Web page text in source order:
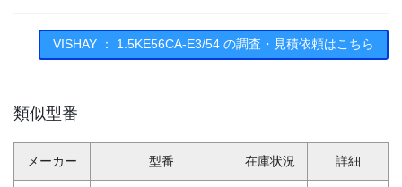
VISHAY ： 1.5KE56CA-E3/54 の調査・見積依頼はこちら
類似型番
メーカー 型番 在庫状況 詳細